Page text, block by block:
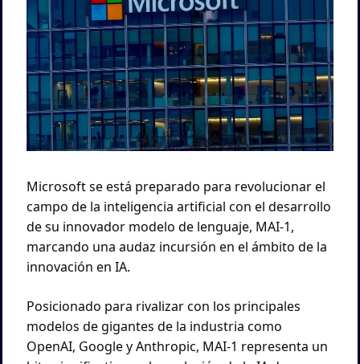
Microsoft se está preparado para revolucionar el
campo de la inteligencia artificial con el desarrollo
de su innovador modelo de lenguaje, MAI-1,
marcando una audaz incursión en el ámbito de la
innovación en IA.
Posicionado para rivalizar con los principales
modelos de gigantes de la industria como
OpenAI, Google y Anthropic, MAI-1 representa un